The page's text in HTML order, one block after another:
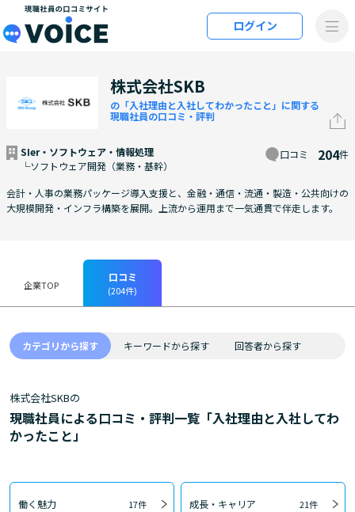
メインコンテンツにスキップ
ログイン
株式会社SKB
の「入社理由と入社してわかったこと」に関する
現職社員の口コミ・評判
SIer・ソフトウェア・情報処理
└ソフトウェア開発（業務・基幹）
口コミ 204件
会計・人事の業務パッケージ導入支援と、金融・通信・流通・製造・公共向けの
大規模開発・インフラ構築を展開。上流から運用まで一気通貫で伴走します。
企業TOP
口コミ
(204件)
カテゴリから探す キーワードから探す 回答者から探す
株式会社SKBの
現職社員による口コミ・評判一覧「入社理由と入社してわ
かったこと」
働く魅力 17件 成長・キャリア 21件